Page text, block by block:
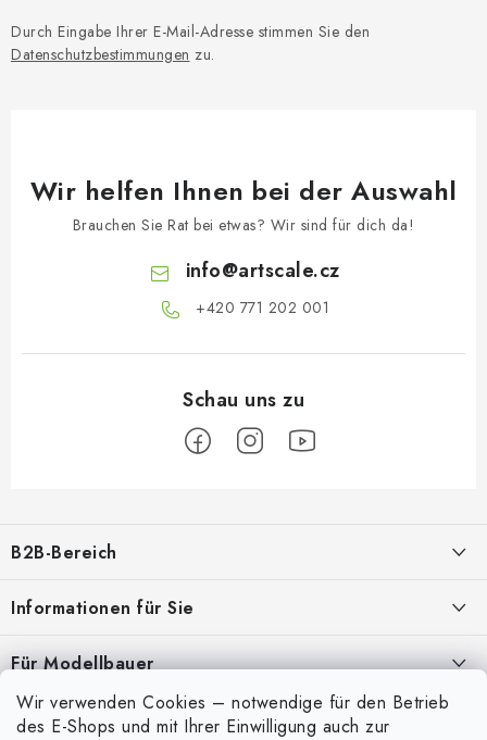
Wir verwenden Cookies – notwendige für den Betrieb
des E-Shops und mit Ihrer Einwilligung auch zur
Durch Eingabe Ihrer E-Mail-Adresse stimmen Sie den
Datenschutzbestimmungen zu.
Wir helfen Ihnen bei der Auswahl
Brauchen Sie Rat bei etwas? Wir sind für dich da!
info@artscale.cz
+420 771 202 001​
ß
z
e
l
B2B-Bereich
Geschäftspartner, die Bereitstellung geeigneter Dienstleistungen und
ANMELDUNG
Informationen für Sie
Meine Bestellung
Kontakte
Für Modellbauer
Modellfarben-Umrechner
Mein Konto